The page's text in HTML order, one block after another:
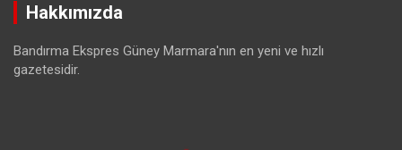
Hakkımızda
Bandırma Ekspres Güney Marmara'nın en yeni ve hızlı
gazetesidir.